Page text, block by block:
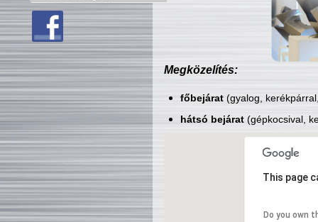
Megközelítés:
főbejárat(gyalog,
hátsó bejárat(gépkocsival,
This page
Do you own